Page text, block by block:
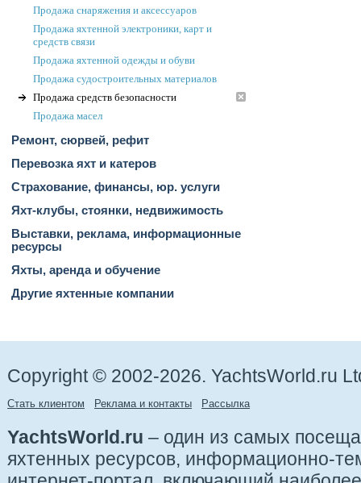
Продажа снаряжения и аксессуаров
Продажа яхтенной электроники, карт и
средств связи
Продажа яхтенной одежды и обуви
Продажа судостроительных материалов
Продажа средств безопасности
Продажа масел
Ремонт, сюрвей, рефит
Перевозка яхт и катеров
Страхование, финансы, юр. услуги
Яхт-клубы, стоянки, недвижимость
Выставки, реклама, информационные
ресурсы
Яхты, аренда и обучение
Другие яхтенные компании
Copyright © 2002-2026. YachtsWorld.ru
Стать клиентом Реклама и контакты Рассылка
YachtsWorld.ru – один из самых
яхтенных ресурсов, информационно-